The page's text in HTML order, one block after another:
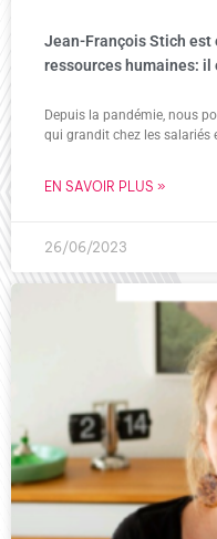
Jean-François Stich est
ressources humaines:
Depuis la pandémie, nous
qui grandit chez les salariés
EN SAVOIR PLUS »
26/06/2023